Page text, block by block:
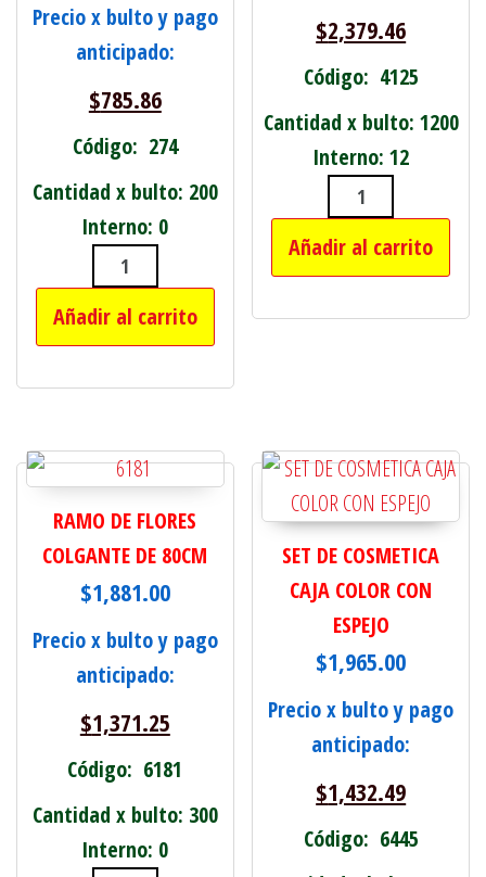
Precio x bulto y pago
anticipado:
$785.86
Código: 274
Cantidad x bulto: 200
Interno: 0
SET DE 2
Añadir al carrito
$2,379.46
Código: 4125
Cantidad x bulto: 1200
Interno: 12
PELUCHES
Añadir al carrito
RAMO DE FLORES
COLGANTE DE 80CM
$1,881.00
Precio x bulto y pago
anticipado:
$1,371.25
Código: 6181
Cantidad x bulto: 300
Interno: 0
SET DE COSMETICA
CAJA COLOR CON
ESPEJO
$1,965.00
Precio x bulto y pago
anticipado:
$1,432.49
Código: 6445